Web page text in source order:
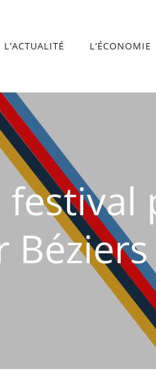
L’ACTUALITÉ L’ÉCONOMIE
Béziers